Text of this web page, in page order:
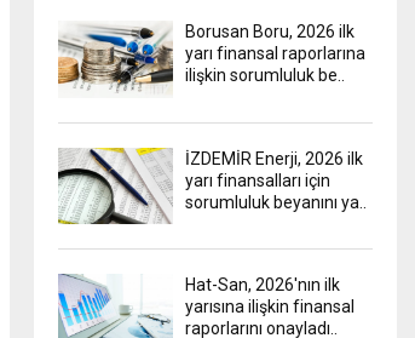
Borusan Boru, 2026 ilk
yarı finansal raporlarına
ilişkin sorumluluk be..
İZDEMİR Enerji, 2026 ilk
yarı finansalları için
sorumluluk beyanını ya..
Hat-San, 2026'nın ilk
yarısına ilişkin finansal
raporlarını onayladı..